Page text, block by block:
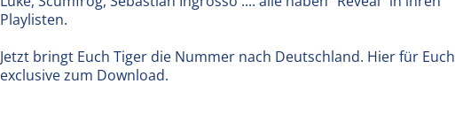
Playlisten.
Jetzt bringt Euch Tiger die Nummer nach Deutschland. Hier für Euch
exclusive zum Download.